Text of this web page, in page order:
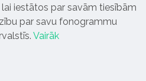
iestātos par savām tiesībām
par savu fonogrammu
Vairāk